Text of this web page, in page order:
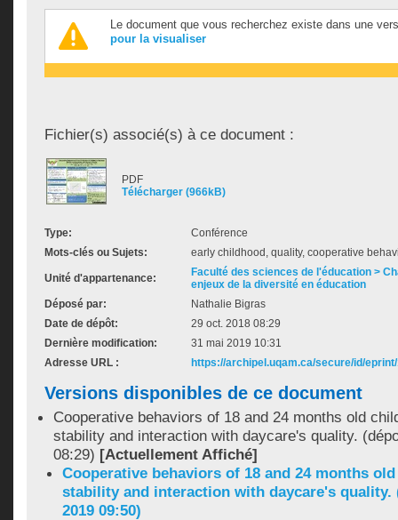
Le document que vous recherchez existe dans une
pour la visualiser
Fichier(s) associé(s) à ce document :
PDF
Télécharger (966kB)
Type:
Conférence
Mots-clés ou Sujets:
early childhood, quality, cooperative
Unité d'appartenance:
Faculté des sciences de l'éducation >
enjeux de la diversité en éducation
Déposé par:
Nathalie Bigras
Date de dépôt:
29 oct. 2018 08:29
Dernière modification:
31 mai 2019 10:31
Adresse URL :
https://archipel.uqam.ca/secure/id/
Versions disponibles de ce document
Cooperative behaviors of 18 and 24 months old
stability and interaction with daycare's quality.
08:29) [Actuellement Affiché]
Cooperative behaviors of 18 and 24 months
stability and interaction with daycare's quality.
2019 09:50)